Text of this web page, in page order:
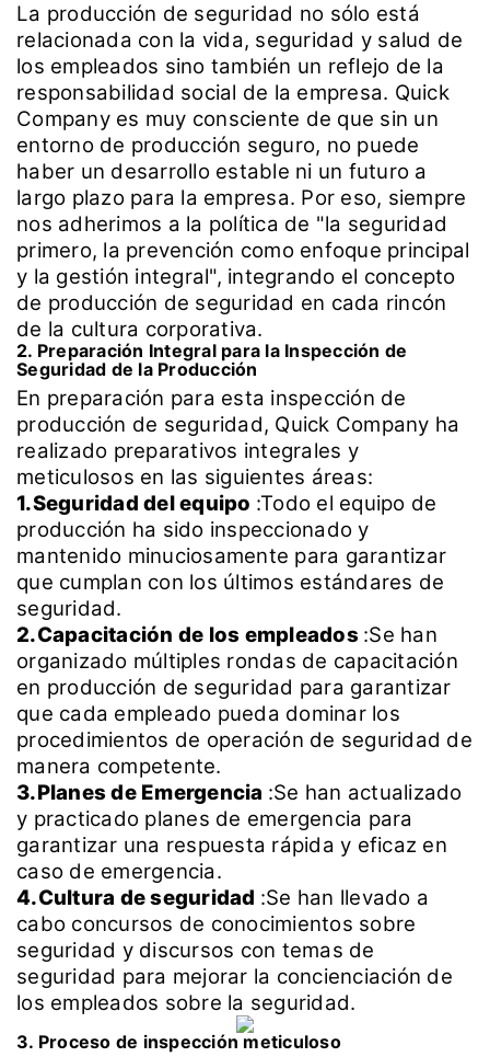
La producción de seguridad no sólo está
relacionada con la vida, seguridad y salud de
los empleados sino también un reflejo de la
responsabilidad social de la empresa. Quick
Company es muy consciente de que sin un
entorno de producción seguro, no puede
haber un desarrollo estable ni un futuro a
largo plazo para la empresa. Por eso, siempre
nos adherimos a la política de "la seguridad
primero, la prevención como enfoque principal
y la gestión integral", integrando el concepto
de producción de seguridad en cada rincón
de la cultura corporativa.
2. Preparación Integral para la Inspección de
Seguridad de la Producción
En preparación para esta inspección de
producción de seguridad, Quick Company ha
realizado preparativos integrales y
meticulosos en las siguientes áreas:
1.Seguridad del equipo :Todo el equipo de
producción ha sido inspeccionado y
mantenido minuciosamente para garantizar
que cumplan con los últimos estándares de
seguridad.
2.Capacitación de los empleados :Se han
organizado múltiples rondas de capacitación
en producción de seguridad para garantizar
que cada empleado pueda dominar los
procedimientos de operación de seguridad de
manera competente.
3.Planes de Emergencia :Se han actualizado
y practicado planes de emergencia para
garantizar una respuesta rápida y eficaz en
caso de emergencia.
4.Cultura de seguridad :Se han llevado a
cabo concursos de conocimientos sobre
seguridad y discursos con temas de
seguridad para mejorar la concienciación de
los empleados sobre la seguridad.
3. Proceso de inspección meticuloso